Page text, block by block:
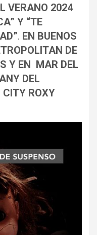
VERANO 2024
Y “TE
. EN BUENOS
DE
Y EN MAR DEL
DEL
CITY ROXY